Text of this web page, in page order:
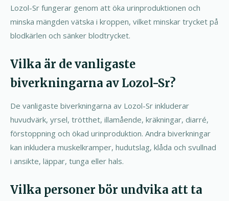
Lozol-Sr fungerar genom att öka urinproduktionen och
minska mängden vätska i kroppen, vilket minskar trycket på
blodkärlen och sänker blodtrycket.
Vilka är de vanligaste
biverkningarna av Lozol-Sr?
De vanligaste biverkningarna av Lozol-Sr inkluderar
huvudvärk, yrsel, trötthet, illamående, kräkningar, diarré,
förstoppning och ökad urinproduktion. Andra biverkningar
kan inkludera muskelkramper, hudutslag, klåda och svullnad
i ansikte, läppar, tunga eller hals.
Vilka personer bör undvika att ta